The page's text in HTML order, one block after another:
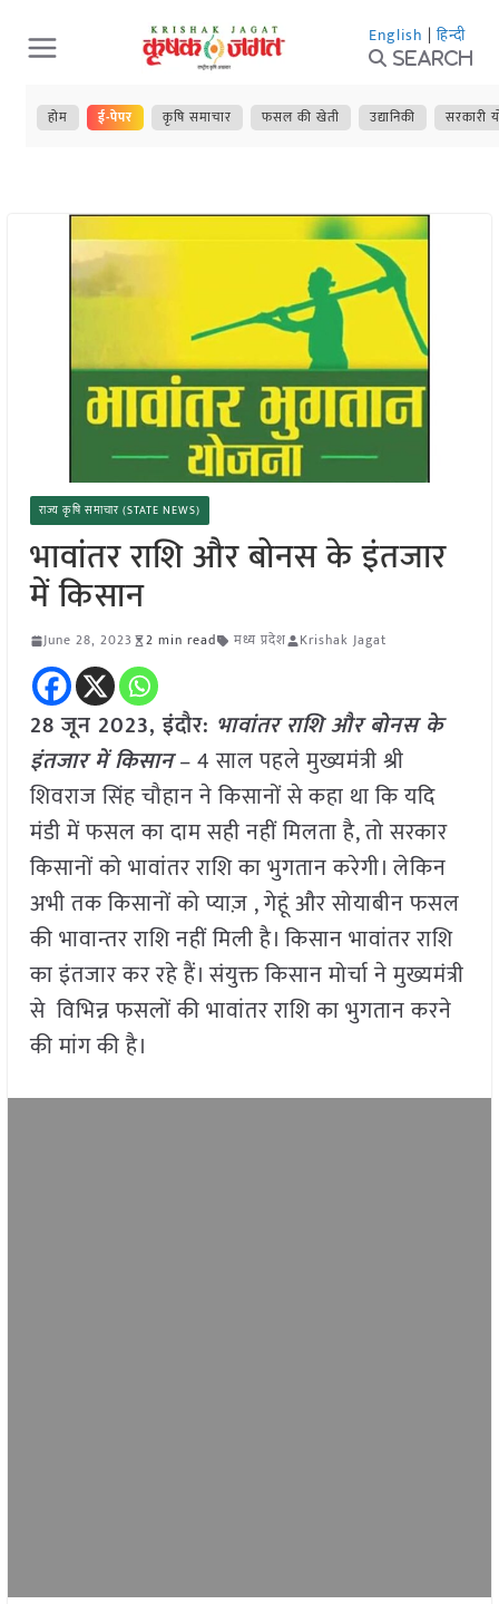
Skip
to
content
English | हिन्दी
Search
होम ई-पेपर कृषि समाचार फसल की खेती उद्यानिकी सरकारी
राज्य कृषि समाचार (STATE NEWS)
भावांतर राशि और बोनस के इंतजार
में किसान
June 28, 2023 2 min read मध्य प्रदेश Krishak Jagat
28 जून 2023, इंदौर: भावांतर राशि और बोनस के
इंतजार में किसान– 4 साल पहले मुख्यमंत्री श्री
शिवराज सिंह चौहान ने किसानों से कहा था कि यदि
मंडी में फसल का दाम सही नहीं मिलता है, तो सरकार
किसानों को भावांतर राशि का भुगतान करेगी। लेकिन
अभी तक किसानों को प्याज़ , गेहूं और सोयाबीन फसल
की भावान्तर राशि नहीं मिली है। किसान भावांतर राशि
का इंतजार कर रहे हैं। संयुक्त किसान मोर्चा ने मुख्यमंत्री
से विभिन्न फसलों की भावांतर राशि का भुगतान करने
की मांग की है।